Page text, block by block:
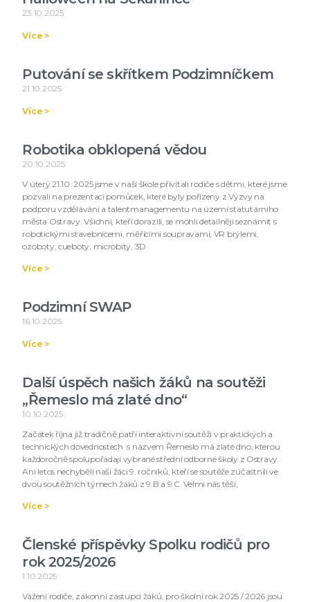
23.10.2025
Více >
Putování se skřítkem Podzimníčkem
21.10.2025
Více >
Robotika obklopená vědou
20.10.2025
V úterý 21.10. 2025 jsme v naší škole přivítali rodiče s dětmi, které jsme
pozvali na prezentaci pomůcek, které byly pořízeny z Výzvy na
podporu vzdělávání a talentmanagementu na území statutárního
města Ostravy. Všichni, kteří dorazili, se mohli detailněji seznámit s
robotickými stavebnicemi, měřícími soupravami, VR brýlemi,
ozoboty, cueboty, microbity, 3D
Více >
Podzimní SWAP
16.10.2025
Více >
Další úspěch našich žáků na soutěži
„Řemeslo má zlaté dno“
10.10.2025
Začátek října již tradičně patří interaktivní soutěži v praktických a
technických dovednostech s názvem Řemeslo má zlaté dno, kterou
každoročně spolupořádají vybrané střední odborné školy z Ostravy.
Ani letos nechyběli naši žáci 9. ročníků, kteří se soutěže zúčastnili ve
dvou soutěžních týmech žáků z 9.B a 9.C. Velmi nás těší,
Více >
Členské příspěvky Spolku rodičů pro
rok 2025/2026
1.10.2025
Vážení rodiče, zákonní zástupci žáků, pro školní rok 2025 / 2026 jsou